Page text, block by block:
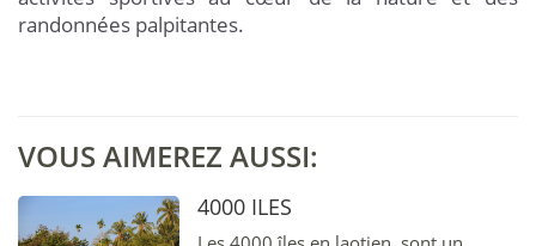
randonnées palpitantes.
VOUS AIMEREZ AUSSI:
4000 ILES